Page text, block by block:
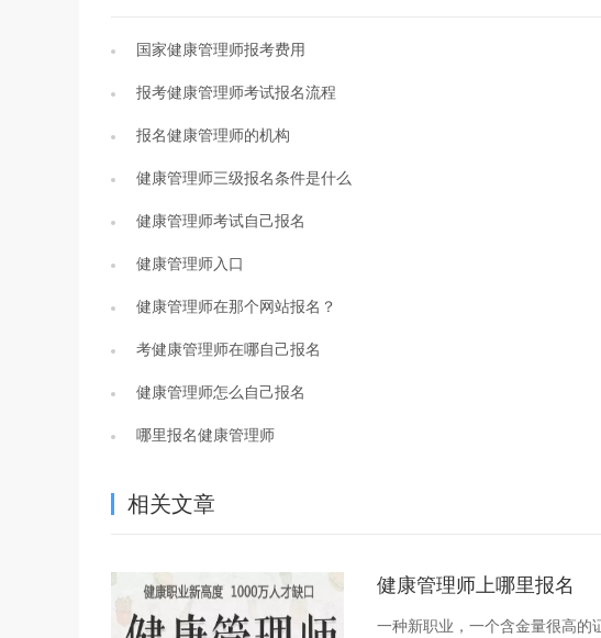
国家健康管理师报考费用
报考健康管理师考试报名流程
报名健康管理师的机构
健康管理师三级报名条件是什么
健康管理师考试自己报名
健康管理师入口
健康管理师在那个网站报名？
考健康管理师在哪自己报名
健康管理师怎么自己报名
哪里报名健康管理师
相关文章
健康管理师上哪里报名
一种新职业，一个含金量很高的